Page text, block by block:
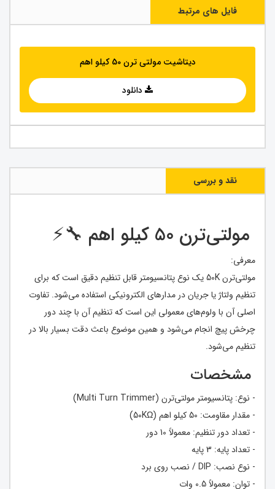
فایل های مرتبط
دیتاشیت مولتی ترن 50 کیلو اهم
دانلود
نقد و بررسی
مولتی‌ترن 50 کیلو اهم 🔧⚡
معرفی:
مولتی‌ترن 50K یک نوع پتانسیومتر قابل تنظیم دقیق است که برای
تنظیم ولتاژ یا جریان در مدارهای الکترونیکی استفاده می‌شود. تفاوت
اصلی آن با ولوم‌های معمولی این است که تنظیم آن با چند دور
چرخش پیچ انجام می‌شود و همین موضوع باعث دقت بسیار بالا در
تنظیم می‌شود.
مشخصات
- نوع: پتانسیومتر مولتی‌ترن (Multi Turn Trimmer)
- مقدار مقاومت: 50 کیلو اهم (50KΩ)
- تعداد دور تنظیم: معمولاً 10 دور
- تعداد پایه: 3 پایه
- نوع نصب: DIP / نصب روی برد
- توان: معمولاً 0.5 وات